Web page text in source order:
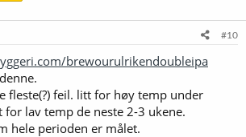
#10
brewourulrikendoubleipa
fleste(?) feil. litt for høy temp under
lav temp de neste 2-3 ukene.
hele perioden er målet.